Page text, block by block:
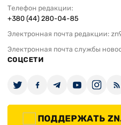
Телефон редакции:
+380 (44) 280-04-85
Электронная почта редакции:
Электронная почта службы
СОЦСЕТИ
ПОДДЕРЖАТЬ